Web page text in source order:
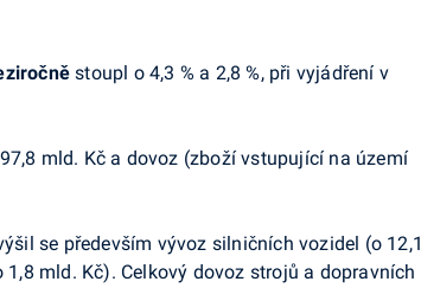
stoupl o 4,3 % a 2,8 %, při vyjádření v
mld. Kč a dovoz (zboží vstupující na území
se především vývoz silničních vozidel (o 12,1
mld. Kč). Celkový dovoz strojů a dopravních